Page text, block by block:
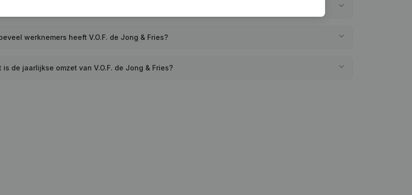
werknemers heeft V.O.F. de Jong & Fries?
is de jaarlijkse omzet van V.O.F. de Jong & Fries?